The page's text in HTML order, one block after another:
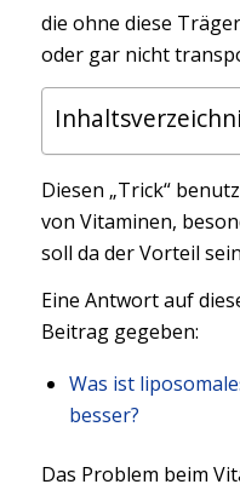
die ohne diese
oder gar nicht
Diesen „Trick“
von Vitaminen,
soll da der Vorteil
Eine Antwort auf
Beitrag gegeben:
Was ist
besser?
Das Problem beim